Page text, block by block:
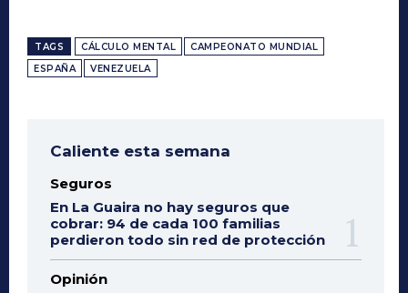
TAGS CÁLCULO MENTAL
CAMPEONATO MUNDIAL
ESPAÑA
VENEZUELA
Caliente esta semana
Seguros
En La Guaira no hay seguros que
cobrar: 94 de cada 100 familias
perdieron todo sin red de protección
Opinión